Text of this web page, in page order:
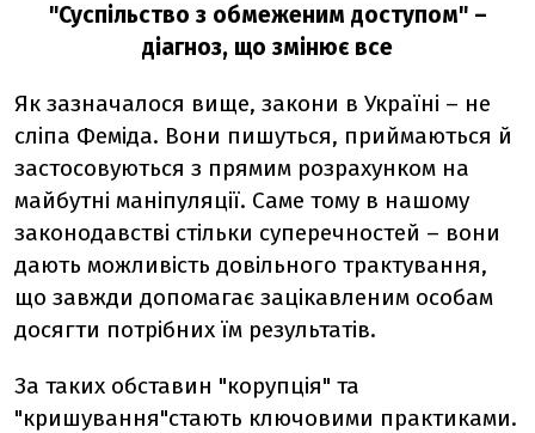
"Суспільство з обмеженим доступом" –
діагноз, що змінює все
Як зазначалося вище, закони в Україні – не
сліпа Феміда. Вони пишуться, приймаються й
застосовуються з прямим розрахунком на
майбутні маніпуляції. Саме тому в нашому
законодавстві стільки суперечностей – вони
дають можливість довільного трактування,
що завжди допомагає зацікавленим особам
досягти потрібних їм результатів.
За таких обставин "корупція" та
"кришування"стають ключовими практиками.